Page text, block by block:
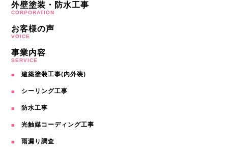
外壁塗装・防水工事
CORPORATION
お客様の声
VOICE
事業内容
SERVICE
建築塗装工事(内外装)
シーリング工事
防水工事
光触媒コーディング工事
雨漏り調査